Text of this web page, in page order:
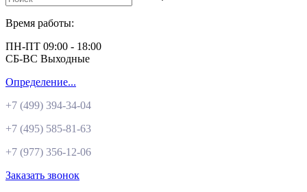
Время работы:
ПН-ПТ 09:00 - 18:00
СБ-ВС Выходные
Определение...
+7 (499) 394-34-04
+7 (495) 585-81-63
+7 (977) 356-12-06
Заказать звонок